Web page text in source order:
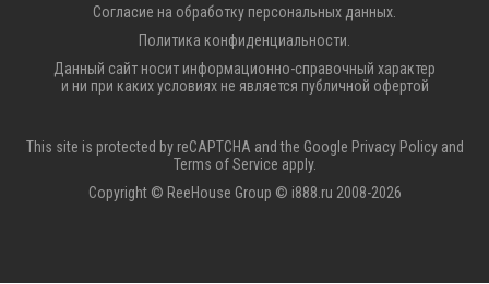
Согласие на обработку персональных данных.
Политика конфиденциальности.
Данный сайт носит информационно-справочный характер
и ни при каких условиях не является публичной офертой
This site is protected by reCAPTCHA and the Google Privacy Policyand
Terms of Service apply.
Copyright © ReeHouse Group © i888.ru 2008-2026